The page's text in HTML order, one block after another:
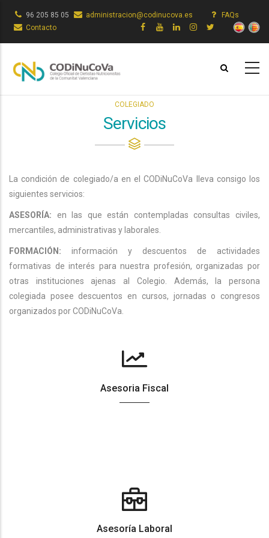
96 205 85 05 administracion@codinucova.es
FAQs
Contacto
COLEGIADO
Servicios
La condición de colegiado/a en el CODiNuCoVa lleva consigo los
siguientes servicios:
ASESORÍA: en las que están contempladas consultas civiles,
mercantiles, administrativas y laborales.
FORMACIÓN: información y descuentos de actividades
formativas de interés para nuestra profesión, organizadas por
otras instituciones ajenas al Colegio. Además, la persona
colegiada posee descuentos en cursos, jornadas o congresos
organizados por CODiNuCoVa.
Asesoria Fiscal
Asesoría Laboral